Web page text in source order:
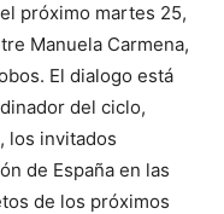
próximo martes 25,
Manuela Carmena,
El dialogo está
del ciclo,
los invitados
de España en las
de los próximos